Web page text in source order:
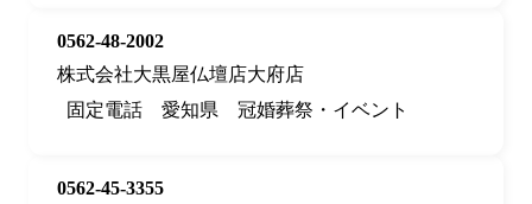
0562-48-2002
株式会社大黒屋仏壇店大府店
固定電話
愛知県 冠婚葬祭・イベント
0562-45-3355